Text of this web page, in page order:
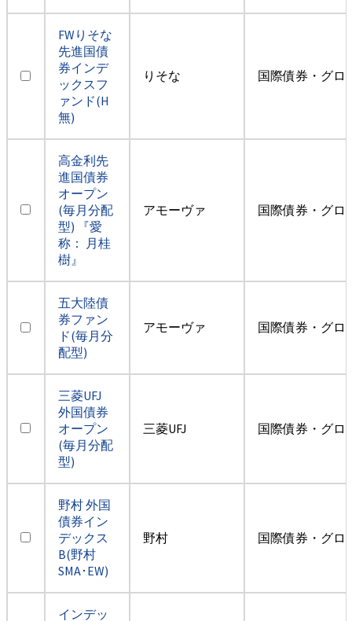
FWりそな
先進国債
券インデ
ックスフ
ァンド(H
無)
りそな 国際債券・グロ
高金利先
進国債券
オープン
(毎月分配
型) 『愛
称： 月桂
樹』
アモーヴァ 国際債券・グロ
五大陸債
券ファン
ド(毎月分
配型)
アモーヴァ 国際債券・グロ
三菱UFJ
外国債券
オープン
(毎月分配
型)
三菱UFJ 国際債券・グロ
野村 外国
債券イン
デックス
B(野村
SMA･EW)
野村 国際債券・グロ
インデッ